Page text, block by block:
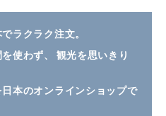
ラクラク注文。
使わず、 観光を思いきり
本のオンラインショップで